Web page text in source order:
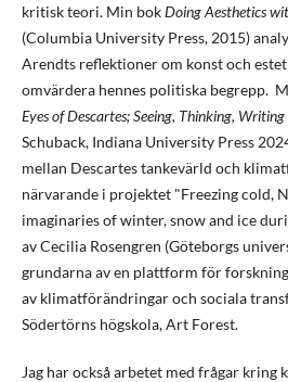
kritisk teori. Min bokDoing Aesthetics
(Columbia University Press, 2015)
Arendts reflektioner om konst och
omvärdera hennes politiska begrepp.
Eyes of Descartes; Seeing, Thinking, Writing
Schuback, Indiana University Press
mellan Descartes tankevärld och
närvarande i projektet "Freezing cold,
imaginaries of winter, snow and ice
av Cecilia Rosengren (Göteborgs
grundarna av en plattform för
av klimatförändringar och sociala
Södertörns högskola, Art Forest.
Jag har också arbetet med frågar kring